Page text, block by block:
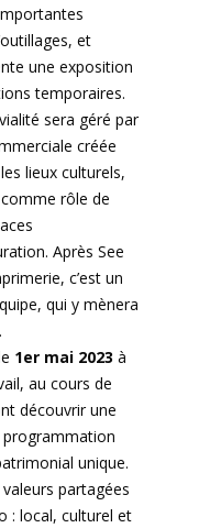
et
une exposition
temporaires.
sera géré par
créée
lieux culturels,
rôle de
Après See
c’est un
qui y mènera
1er mai 2023 à
au cours de
découvrir une
unique.
partagées
: local, culturel et